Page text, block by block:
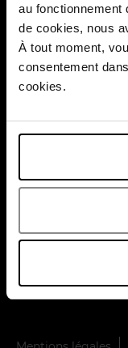
au fonctionnement
de cookies, nous
À tout moment,
consentement
cookies.
Livraisons
Retours
Inscription à la
Payez en toute
Livraison par